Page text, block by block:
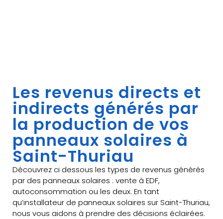
Les revenus directs et
indirects générés par
la production de vos
panneaux solaires à
Saint-Thuriau
Découvrez ci dessous les types de revenus générés
par des panneaux solaires : vente à EDF,
autoconsommation ou les deux. En tant
qu’installateur de panneaux solaires sur Saint-Thuriau,
nous vous aidons à prendre des décisions éclairées.